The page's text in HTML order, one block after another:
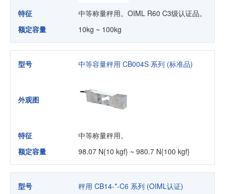
特征
中等称量秤用。OIML R60 C3级认证品。
额定容量
10kg ~ 100kg
型号 中等容量秤用 CB004S 系列 (标准品)
外观图
特征
中等称量秤用。
额定容量
98.07 N{10 kgf} ~ 980.7 N{100 kgf}
型号 秤用 CB14-*-C6 系列 (OIML认证)